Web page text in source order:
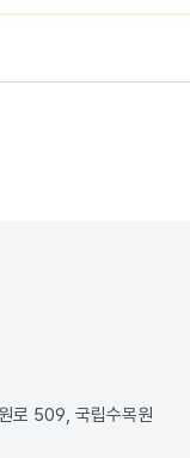
로 509, 국립수목원